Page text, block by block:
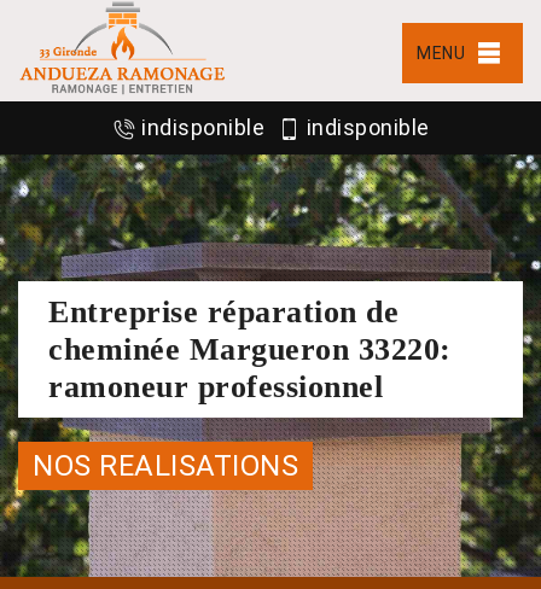
MENU
indisponible indisponible
Entreprise réparation de
cheminée Margueron 33220:
ramoneur professionnel
NOS REALISATIONS